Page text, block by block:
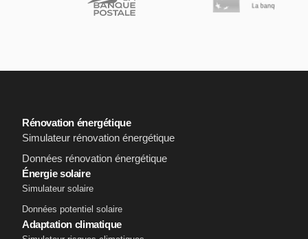
Rénovation énergétique
Simulateur rénovation énergétique
Données rénovation énergétique
Énergie solaire
Simulateur solaire
Données potentiel solaire
Adaptation climatique